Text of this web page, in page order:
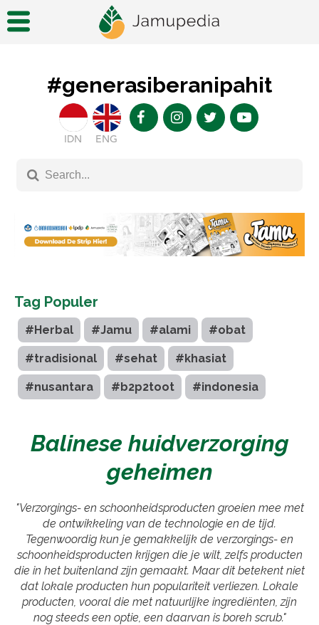
#generasiberanipahit
IDN ENG
Tag Populer
#Herbal #Jamu #alami #obat
#tradisional #sehat #khasiat
#nusantara #b2p2toot #indonesia
Balinese huidverzorging
geheimen
"Verzorgings- en schoonheidsproducten groeien mee met
de ontwikkeling van de technologie en de tijd.
Tegenwoordig kun je gemakkelijk de verzorgings- en
schoonheidsproducten krijgen die je wilt, zelfs producten
die in het buitenland zijn gemaakt. Maar dit betekent niet
dat lokale producten hun populariteit verliezen. Lokale
producten, vooral die met natuurlijke ingrediënten, zijn
nog steeds een optie, een daarvan is boreh scrub."